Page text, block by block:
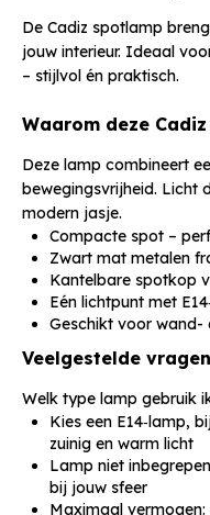
De Cadiz spotlamp
jouw interieur. Ideaal
– stijlvol én praktisch.
Waarom deze
Deze lamp combineert
bewegingsvrijheid. Licht
modern jasje.
Compacte spot –
Zwart mat metalen
Kantelbare spotkop
Eén lichtpunt met
Geschikt voor
Veelgestelde vragen
Welk type lamp gebruik
Kies een E14‑lamp,
zuinig en warm licht
Lamp niet
bij jouw sfeer
Maximaal